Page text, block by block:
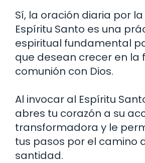
Sí, la oración diaria por
Espíritu Santo es una
espiritual fundamental
que desean crecer en la
comunión con Dios.
Al invocar al Espíritu
abres tu corazón a su
transformadora y le
tus pasos por el camino
santidad.